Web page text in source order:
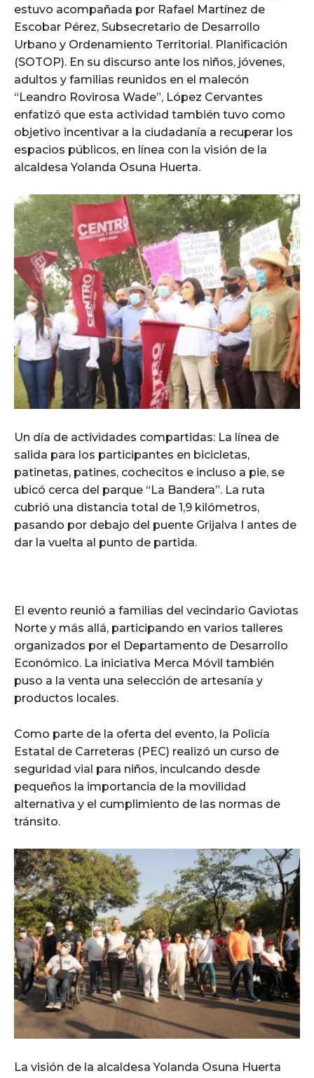
estuvo acompañada por Rafael Martínez de
Escobar Pérez, Subsecretario de Desarrollo
Urbano y Ordenamiento Territorial. Planificación
(SOTOP). En su discurso ante los niños, jóvenes,
adultos y familias reunidos en el malecón
“Leandro Rovirosa Wade”, López Cervantes
enfatizó que esta actividad también tuvo como
objetivo incentivar a la ciudadanía a recuperar los
espacios públicos, en línea con la visión de la
alcaldesa Yolanda Osuna Huerta.
Un día de actividades compartidas: La línea de
salida para los participantes en bicicletas,
patinetas, patines, cochecitos e incluso a pie, se
ubicó cerca del parque “La Bandera”. La ruta
cubrió una distancia total de 1,9 kilómetros,
pasando por debajo del puente Grijalva I antes de
dar la vuelta al punto de partida.
El evento reunió a familias del vecindario Gaviotas
Norte y más allá, participando en varios talleres
organizados por el Departamento de Desarrollo
Económico. La iniciativa Merca Móvil también
puso a la venta una selección de artesanía y
productos locales.
Como parte de la oferta del evento, la Policía
Estatal de Carreteras (PEC) realizó un curso de
seguridad vial para niños, inculcando desde
pequeños la importancia de la movilidad
alternativa y el cumplimiento de las normas de
tránsito.
La visión de la alcaldesa Yolanda Osuna Huerta